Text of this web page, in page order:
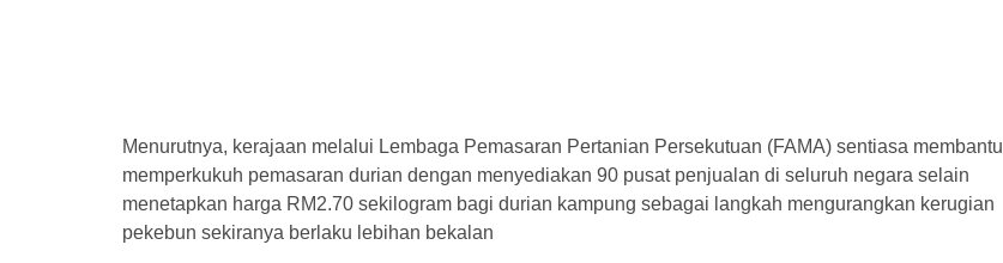
Menurutnya, kerajaan melalui Lembaga Pemasaran Pertanian Persekutuan (FAMA) sentiasa membantu
memperkukuh pemasaran durian dengan menyediakan 90 pusat penjualan di seluruh negara selain
menetapkan harga RM2.70 sekilogram bagi durian kampung sebagai langkah mengurangkan kerugian
pekebun sekiranya berlaku lebihan bekalan